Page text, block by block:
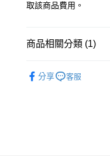
新竹物流離島宅配
取該商品費用。
商品相關分類 (1)
分享
客服